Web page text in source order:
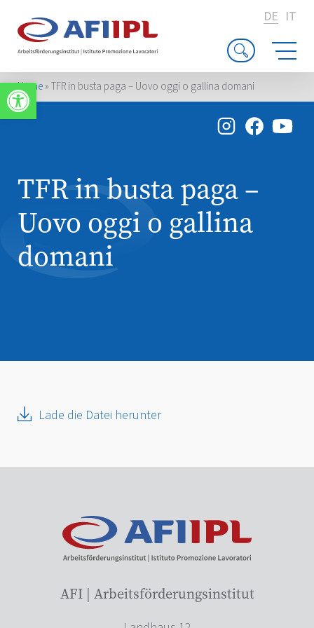
Werkzeugleiste öffnen
DE IT
Home»TFR in busta paga – Uovo oggi o gallina domani
TFR in busta paga –
Uovo oggi o gallina
domani
Lade die Datei herunter
AFI | Arbeitsförderungsinstitut